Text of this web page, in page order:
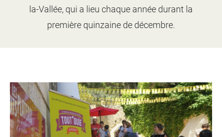
Ressources des spectacles
Livrets pédagogiques
Présentation
Actualités
la-Vallée, qui a lieu chaque année durant la
première quinzaine de décembre.